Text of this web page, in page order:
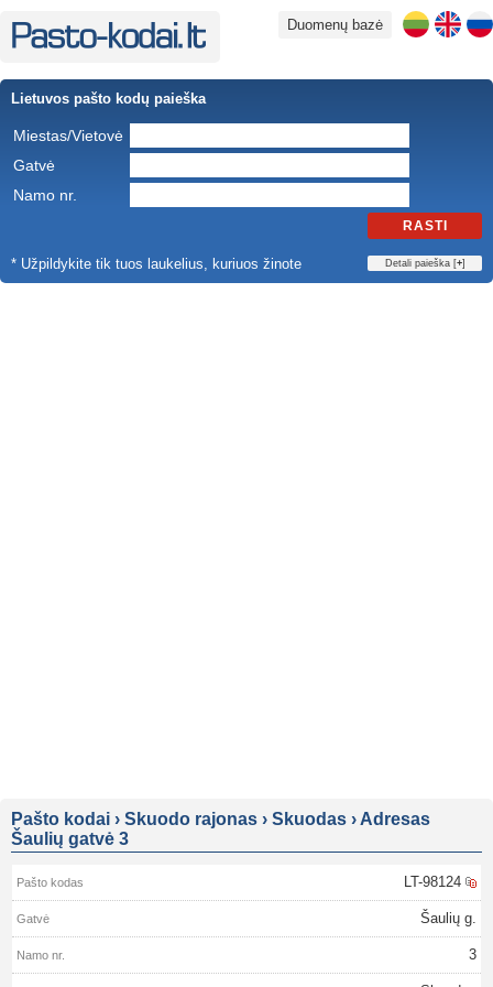
Duomenų bazė
Lietuvos pašto kodų paieška
Miestas/Vietovė
Gatvė
Namo nr.
RASTI
* Užpildykite tik tuos laukelius, kuriuos žinote Detali paieška [+]
Pašto kodai › Skuodo rajonas › Skuodas › Adresas
Šaulių gatvė 3
LT-98124
Šaulių g.
3